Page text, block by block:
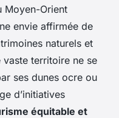
Moyen-Orient
envie affirmée de
naturels et
territoire ne se
ses dunes ocre ou
d’initiatives
équitable et